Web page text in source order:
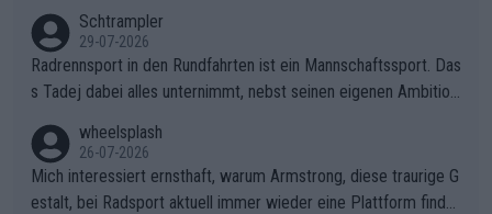
Schtrampler
29-07-2026
Radrennsport in den Rundfahrten ist ein Mannschaftssport. Das
s Tadej dabei alles unternimmt, nebst seinen eigenen Ambition
ganze Team auch mental stark zu machen und konkret am Erf
olg teilzuhaben, ist ihm ganz hoch anzurechnen. Das ist ein Zei
chen weit über den Radsport hinaus.
wheelsplash
26-07-2026
Mich interessiert ernsthaft, warum Armstrong, diese traurige G
estalt, bei Radsport aktuell immer wieder eine Plattform finde